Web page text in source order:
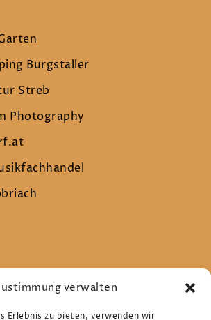
verwalten
Erlebnis zu bieten, verwenden wir
Burgstaller
Streb
Photography